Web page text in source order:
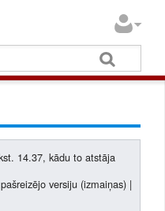
14.37, kādu to atstāja
versiju (izmaiņas) |